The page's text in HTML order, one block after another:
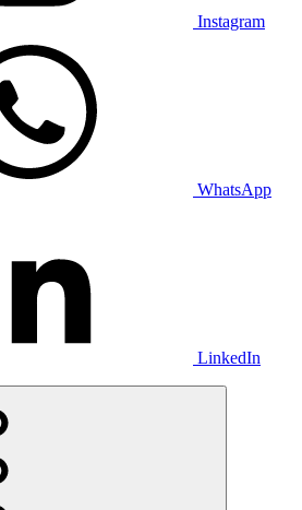
Instagram
WhatsApp
LinkedIn